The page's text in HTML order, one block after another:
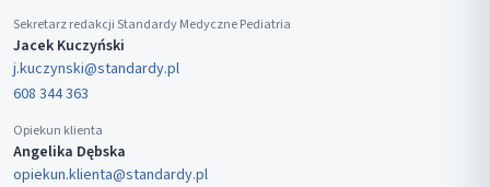
Sekretarz redakcji Standardy Medyczne Pediatria
Jacek Kuczyński
j.kuczynski@standardy.pl
608 344 363
Opiekun klienta
Angelika Dębska
opiekun.klienta@standardy.pl